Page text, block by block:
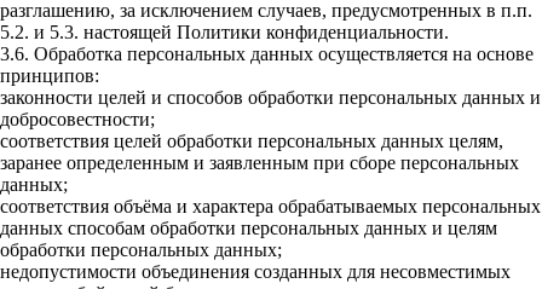
разглашению, за исключением случаев, предусмотренных в п.п.
5.2. и 5.3. настоящей Политики конфиденциальности.
3.6. Обработка персональных данных осуществляется на основе
принципов:
законности целей и способов обработки персональных данных и
добросовестности;
соответствия целей обработки персональных данных целям,
заранее определенным и заявленным при сборе персональных
данных;
соответствия объёма и характера обрабатываемых персональных
данных способам обработки персональных данных и целям
обработки персональных данных;
недопустимости объединения созданных для несовместимых